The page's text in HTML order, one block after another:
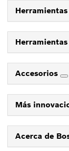
Accesorios
Más
Acerca de